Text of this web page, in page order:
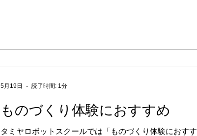
ものづくり体験におすすめ
タミヤロボットスクールでは「ものづくり体験におすす
5月19日 読了時間: 1分